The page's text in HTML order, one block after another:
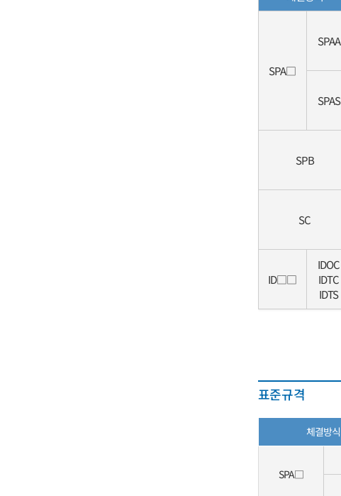
SPA□
SPAA
SPAS
SPB
SC
ID□□
IDOC
IDTC
IDTS
표준규격
체결방식
SPA□